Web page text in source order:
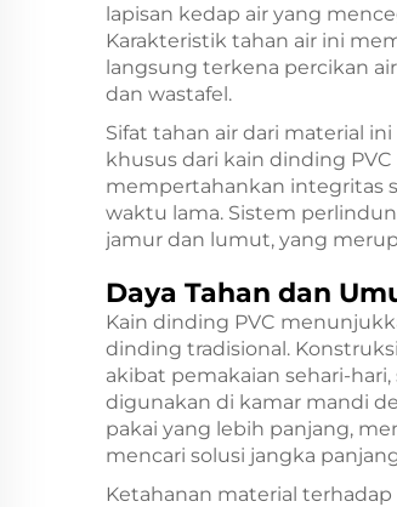
lapisan kedap air yang
Karakteristik tahan air ini
langsung terkena percikan
dan wastafel.
Sifat tahan air dari material
khusus dari kain dinding
mempertahankan integritas
waktu lama. Sistem
jamur dan lumut, yang
Daya Tahan dan
Kain dinding PVC
dinding tradisional.
akibat pemakaian sehari-
digunakan di kamar mandi
pakai yang lebih panjang,
mencari solusi jangka
Ketahanan material